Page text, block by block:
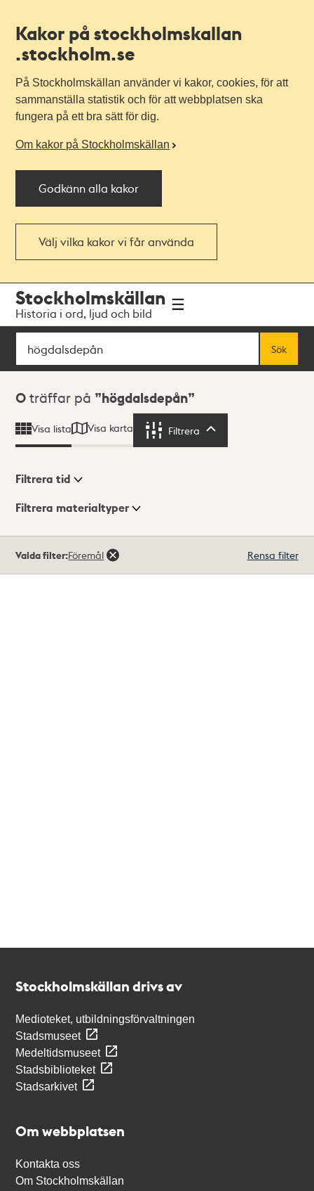
Kakor på stockholmskallan
.stockholm.se
På Stockholmskällan använder vi kakor, cookies, för att
sammanställa statistik och för att webbplatsen ska
fungera på ett bra sätt för dig.
Om kakor på Stockholmskällan
Godkänn alla kakor
Välj vilka kakor vi får använda
navigationen
huvudinnehållet
Stockholmskällan
Historia i ord, ljud och bild
Sök
Sök
Sökresultat
0 träffar på högdalsdepån
Visa lista Visa karta Filtrera
Visningsläge
Filtrera tid
Filtrera materialtyper
träffar
Valda filter:Föremål Rensa filter
Stockholmskällan drivs av
Medioteket, utbildningsförvaltningen
Stadsmuseet
Medeltidsmuseet
Stadsbiblioteket
Stadsarkivet
Om webbplatsen
Kontakta oss
Om Stockholmskällan